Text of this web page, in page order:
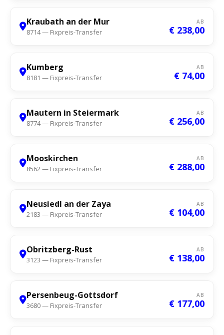
Kraubath an der Mur
8714 — Fixpreis-Transfer
AB
€ 238,00
Kumberg
8181 — Fixpreis-Transfer
AB
€ 74,00
Mautern in Steiermark
8774 — Fixpreis-Transfer
AB
€ 256,00
Mooskirchen
8562 — Fixpreis-Transfer
AB
€ 288,00
Neusiedl an der Zaya
2183 — Fixpreis-Transfer
AB
€ 104,00
Obritzberg-Rust
3123 — Fixpreis-Transfer
AB
€ 138,00
Persenbeug-Gottsdorf
3680 — Fixpreis-Transfer
AB
€ 177,00